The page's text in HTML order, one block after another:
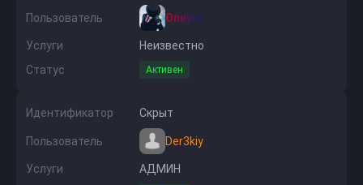
Пользователь Опиум
Услуги
Неизвестно
Статус
Активен
Идентификатор Скрыт
Пользователь Der3kiy
Услуги
АДМИН